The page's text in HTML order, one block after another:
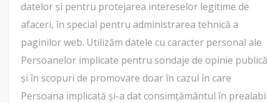
datelor și pentru protejarea intereselor legitime de
afaceri, în special pentru administrarea tehnică a
paginilor web. Utilizăm datele cu caracter personal ale
Persoanelor implicate pentru sondaje de opinie
și în scopuri de promovare doar în cazul în care
Persoana implicată și-a dat consimțământul în